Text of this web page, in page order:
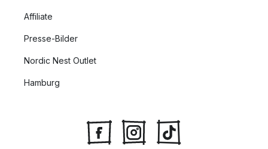
Affiliate
Presse-Bilder
Nordic Nest Outlet
Hamburg